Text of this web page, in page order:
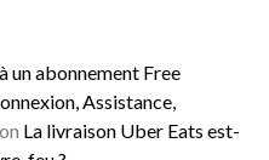
un abonnement Free
Assistance,
on La livraison Uber Eats est-